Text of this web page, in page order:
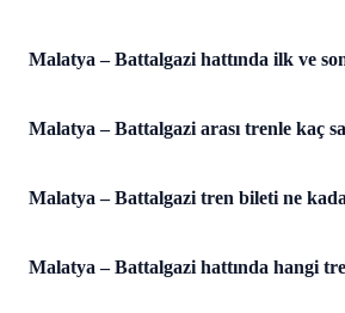
Malatya – Battalgazi hattında ilk ve
Malatya – Battalgazi arası trenle kaç
Malatya – Battalgazi tren bileti ne
Malatya – Battalgazi hattında hangi